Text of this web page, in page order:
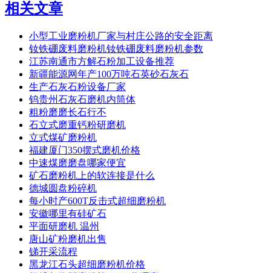
相关文章
小型工业磨粉机厂家与村庄公路的安全距离
钕铁硼废料磨粉机钕铁硼废料磨粉机参数
江苏南通市方解石粉加工设备推荐
新疆能源网年产100万吨石英砂石灰石
生产石灰石粉设备厂家
钨贵州石灰石磨机内筒体
粗粉磨磨长石行不
石立式磨重钙粉研磨机
立式煤矿磨粉机
福建厦门350摆式磨机价格
中速煤磨磨盘哪家便宜
矿石磨粉机上的软连接是什么
德城圆盘粉碎机
每小时产600T反击式超细磨粉机
安徽哪里有硅矿石
平面研磨机 温州
唐山矿粉磨机出售
锑开采流程
黑龙江石头超细磨粉机价格